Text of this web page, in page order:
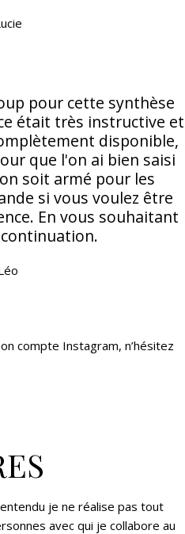
pour cette synthèse
était très instructive et
disponible,
que l'on ai bien saisi
soit armé pour les
si vous voulez être
En vous souhaitant
compte Instagram, n’hésitez
je ne réalise pas tout
avec qui je collabore au